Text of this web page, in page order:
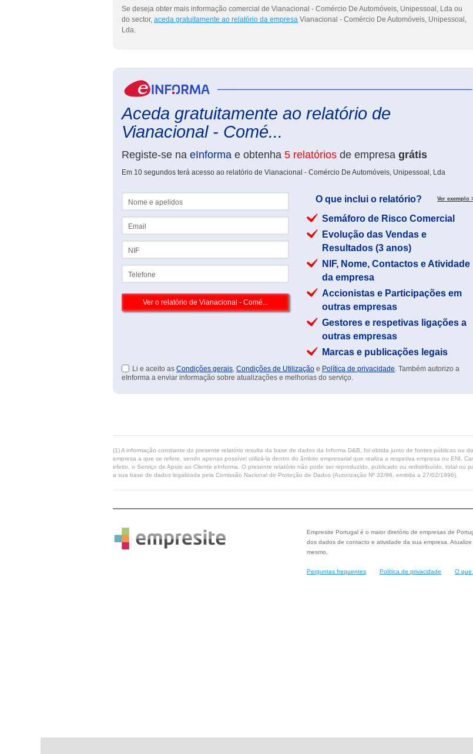
Se deseja obter mais informação comercial de Vianacional - Comércio De Automóveis, Unipessoal, Lda ou
do sector, aceda gratuitamente ao relatório da empresa Vianacional - Comércio De Automóveis, Unipessoal,
Lda.
Aceda gratuitamente ao relatório de
Vianacional - Comé...
Registe-se na eInforma e obtenha 5 relatórios de empresa grátis
Em 10 segundos terá acesso ao relatório de Vianacional - Comércio De Automóveis, Unipessoal, Lda
O que inclui o relatório? Ver exemplo
Semáforo de Risco Comercial
Evolução das Vendas e
Resultados (3 anos)
NIF, Nome, Contactos e Atividade
da empresa
Accionistas e Participações em
outras empresas
Gestores e respetivas ligações a
outras empresas
Marcas e publicações legais
Li e aceito as Condições gerais, Condições de Utilização e Política de privacidade. Também autorizo a
eInforma a enviar informação sobre atualizações e melhorias do serviço.
(1) A informação constante do presente relatório resulta da base de dados da Informa D&B, foi obtida junto de fontes públicas ou
empresa a que se refere, sendo apenas possível utilizá-la dentro do âmbito empresarial que realiza a respetiva empresa ou ENI.
efeito, o Serviço de Apoio ao Cliente eInforma. O presente relatório não pode ser reproduzido, publicado ou redistribuído, total ou
a sua base de dados legalizada pela Comissão Nacional de Proteção de Dados (Autorização Nº 32/96, emitida a 27/02/1996).
Empresite Portugal é o maior diretório de empresas de
dos dados de contacto e atividade da sua empresa.
mesmo.
Perguntas frequentes Política de privacidade O que